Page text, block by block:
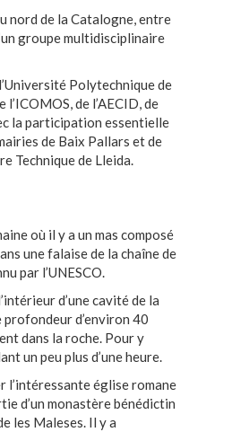
nord de la Catalogne, entre
groupe multidisciplinaire
Polytechnique de
de l’AECID, de
la participation essentielle
de Baix Pallars et de
Technique de Lleida.
où il y a un mas composé
une falaise de la chaîne de
par l’UNESCO.
d’une cavité de la
d’environ 40
dans la roche. Pour y
un peu plus d’une heure.
l’intéressante église romane
d’un monastère bénédictin
les Maleses. Il y a